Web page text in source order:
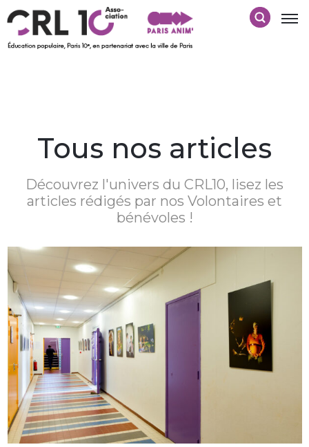
Tous nos articles
Découvrez l'univers du CRL10, lisez les
articles rédigés par nos Volontaires et
bénévoles !